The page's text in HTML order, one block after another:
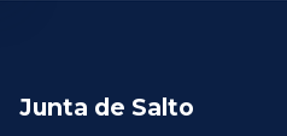
Junta de Salto